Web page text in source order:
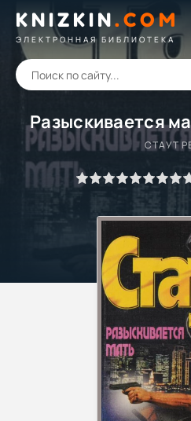
KNIZKIN.COM
ЭЛЕКТРОННАЯ БИБЛИОТЕКА
Разыскивается
СТАУТ